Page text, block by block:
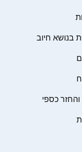
בנושא חיוב
והחזר כספי